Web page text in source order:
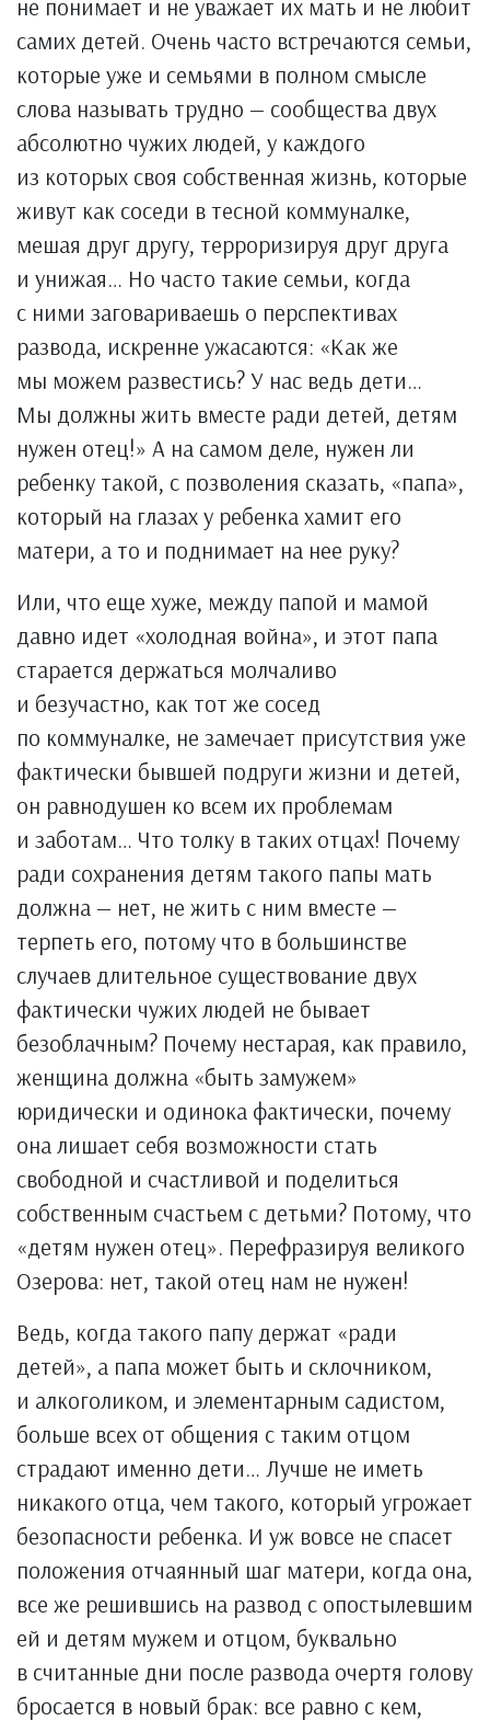
не понимает и не уважает их мать и не любит
самих детей. Очень часто встречаются семьи,
которые уже и семьями в полном смысле
слова называть трудно — сообщества двух
абсолютно чужих людей, у каждого
из которых своя собственная жизнь, которые
живут как соседи в тесной коммуналке,
мешая друг другу, терроризируя друг друга
и унижая… Но часто такие семьи, когда
с ними заговариваешь о перспективах
развода, искренне ужасаются: «Как же
мы можем развестись? У нас ведь дети…
Мы должны жить вместе ради детей, детям
нужен отец!» А на самом деле, нужен ли
ребенку такой, с позволения сказать, «папа»,
который на глазах у ребенка хамит его
матери, а то и поднимает на нее руку?
Или, что еще хуже, между папой и мамой
давно идет «холодная война», и этот папа
старается держаться молчаливо
и безучастно, как тот же сосед
по коммуналке, не замечает присутствия уже
фактически бывшей подруги жизни и детей,
он равнодушен ко всем их проблемам
и заботам… Что толку в таких отцах! Почему
ради сохранения детям такого папы мать
должна — нет, не жить с ним вместе —
терпеть его, потому что в большинстве
случаев длительное существование двух
фактически чужих людей не бывает
безоблачным? Почему нестарая, как правило,
женщина должна «быть замужем»
юридически и одинока фактически, почему
она лишает себя возможности стать
свободной и счастливой и поделиться
собственным счастьем с детьми? Потому, что
«детям нужен отец». Перефразируя великого
Озерова: нет, такой отец нам не нужен!
Ведь, когда такого папу держат «ради
детей», а папа может быть и склочником,
и алкоголиком, и элементарным садистом,
больше всех от общения с таким отцом
страдают именно дети… Лучше нe иметь
никакого отца, чем такого, который угрожает
безопасности ребенка. И уж вовсе не спасет
положения отчаянный шаг матери, когда она,
все же решившись на развод с опостылевшим
ей и детям мужем и отцом, буквально
в считанные дни после развода очертя голову
бросается в новый брак: все равно с кем,